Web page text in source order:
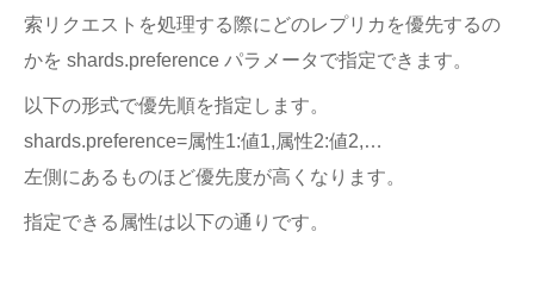
索リクエストを処理する際にどのレプリカを優先するの
かを shards.preference パラメータで指定できます。
以下の形式で優先順を指定します。
shards.preference=属性1:値1,属性2:値2,…
左側にあるものほど優先度が高くなります。
指定できる属性は以下の通りです。